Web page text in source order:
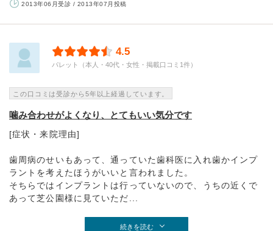
2013年06月受診 / 2013年07月投稿
4.5
パレット（本人・40代・女性・掲載口コミ1件）
この口コミは受診から5年以上経過しています。
噛み合わせがよくなり、とてもいい気分です
[症状・来院理由]
歯周病のせいもあって、通っていた歯科医に入れ歯かインプ
ラントを考えたほうがいいと言われました。
そちらではインプラントは行っていないので、うちの近くで
あって芝公園様に見ていただ...
続きを読む